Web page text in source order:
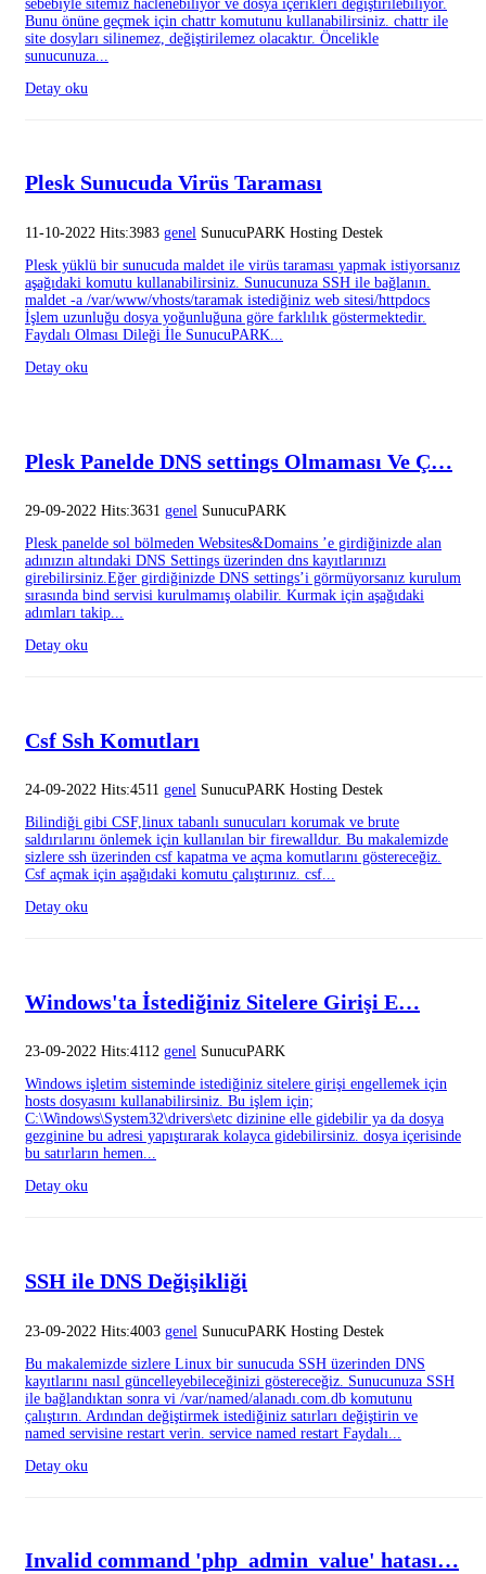
sebebiyle sitemiz haclenebiliyor ve dosya içerikleri değiştirilebiliyor.
Bunu önüne geçmek için chattr komutunu kullanabilirsiniz. chattr ile
site dosyları silinemez, değiştirilemez olacaktır. Öncelikle
sunucunuza...
Detay oku
Plesk Sunucuda Virüs Taraması
11-10-2022 Hits:3983 genel SunucuPARK Hosting Destek
Plesk yüklü bir sunucuda maldet ile virüs taraması yapmak istiyorsanız
aşağıdaki komutu kullanabilirsiniz. Sunucunuza SSH ile bağlanın.
maldet -a /var/www/vhosts/taramak istediğiniz web sitesi/httpdocs
İşlem uzunluğu dosya yoğunluğuna göre farklılık göstermektedir.
Faydalı Olması Dileği İle SunucuPARK...
Detay oku
Plesk Panelde DNS settings Olmaması Ve Ç…
29-09-2022 Hits:3631 genel SunucuPARK
Plesk panelde sol bölmeden Websites&Domains ’e girdiğinizde alan
adınızın altındaki DNS Settings üzerinden dns kayıtlarınızı
girebilirsiniz.Eğer girdiğinizde DNS settings’i görmüyorsanız kurulum
sırasında bind servisi kurulmamış olabilir. Kurmak için aşağıdaki
adımları takip...
Detay oku
Csf Ssh Komutları
24-09-2022 Hits:4511 genel SunucuPARK Hosting Destek
Bilindiği gibi CSF,linux tabanlı sunucuları korumak ve brute
saldırılarını önlemek için kullanılan bir firewalldur. Bu makalemizde
sizlere ssh üzerinden csf kapatma ve açma komutlarını göstereceğiz.
Csf açmak için aşağıdaki komutu çalıştırınız. csf...
Detay oku
Windows'ta İstediğiniz Sitelere Girişi E…
23-09-2022 Hits:4112 genel SunucuPARK
Windows işletim sisteminde istediğiniz sitelere girişi engellemek için
hosts dosyasını kullanabilirsiniz. Bu işlem için;
C:\Windows\System32\drivers\etc dizinine elle gidebilir ya da dosya
gezginine bu adresi yapıştırarak kolayca gidebilirsiniz. dosya içerisinde
bu satırların hemen...
Detay oku
SSH ile DNS Değişikliği
23-09-2022 Hits:4003 genel SunucuPARK Hosting Destek
Bu makalemizde sizlere Linux bir sunucuda SSH üzerinden DNS
kayıtlarını nasıl güncelleyebileceğinizi göstereceğiz. Sunucunuza SSH
ile bağlandıktan sonra vi /var/named/alanadı.com.db komutunu
çalıştırın. Ardından değiştirmek istediğiniz satırları değiştirin ve
named servisine restart verin. service named restart Faydalı...
Detay oku
Invalid command 'php_admin_value' hatası…